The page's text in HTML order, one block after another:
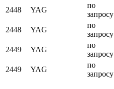
2448 YAG
по
запросу
2448 YAG
по
запросу
2449 YAG
по
запросу
2449 YAG
по
запросу